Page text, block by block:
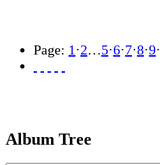
Page: 1 ·2…5·6·7·8·9·
Album Tree